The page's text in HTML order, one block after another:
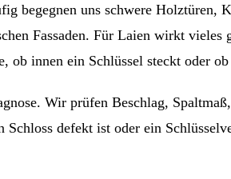
uns schwere Holztüren,
Fassaden. Für Laien wirkt
ob innen ein Schlüssel steckt oder
Wir prüfen Beschlag,
defekt ist oder ein